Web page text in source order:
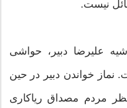
نیست.
علیرضا دبیر، حواشی
نماز خواندن دبیر در حین
مردم مصداق ریاکاری